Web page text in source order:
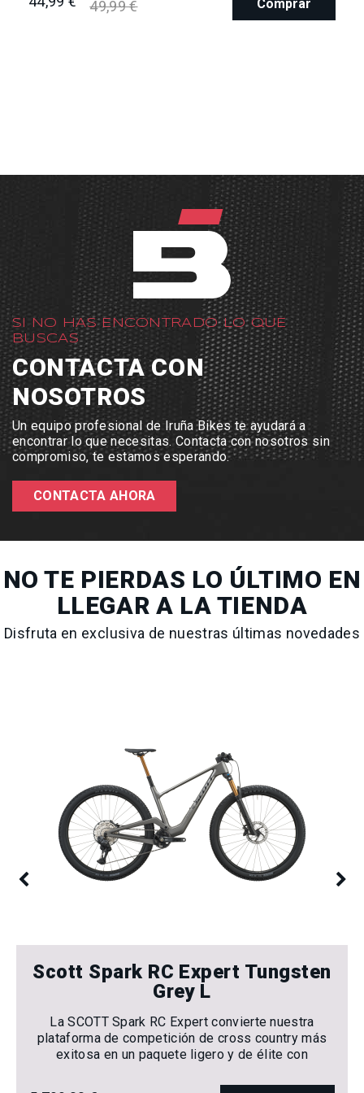
49,99 € Comprar
SI NO HAS ENCONTRADO LO QUE
BUSCAS
CONTACTA CON
NOSOTROS
Un equipo profesional de Iruña Bikes te ayudará a
encontrar lo que necesitas. Contacta con nosotros sin
compromiso, te estamos esperando.
CONTACTA AHORA
NO TE PIERDAS LO ÚLTIMO EN
LLEGAR A LA TIENDA
Disfruta en exclusiva de nuestras últimas novedades
Scott Spark RC Expert Tungsten
Grey L
La SCOTT Spark RC Expert convierte nuestra
plataforma de competición de cross country más
exitosa en un paquete ligero y de élite con
rutas de trail sin el precio de gama alta.Cada